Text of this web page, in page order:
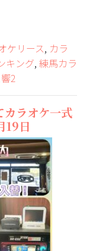
ケリース, カラ
キング, 練馬カラ
響2
カラオケ一式
19日